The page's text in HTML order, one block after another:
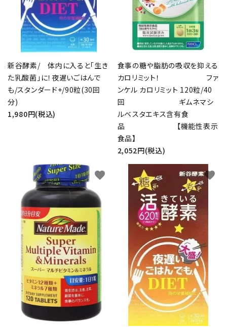
新谷酵素/ 体内に入ると「生き
た乳酸菌」に！夜遅いごはんで
も/スタンダード+/90粒(30回
分)
1,980円(税込)
食事の糖や脂肪の吸収を抑える
カロリミット！ ファ
ンケル カロリミット 120粒/40
回 ギムネマシ
ルベスタエキス含有食
品 【機能性表示
食品】
2,052円(税込)
favorite favorite